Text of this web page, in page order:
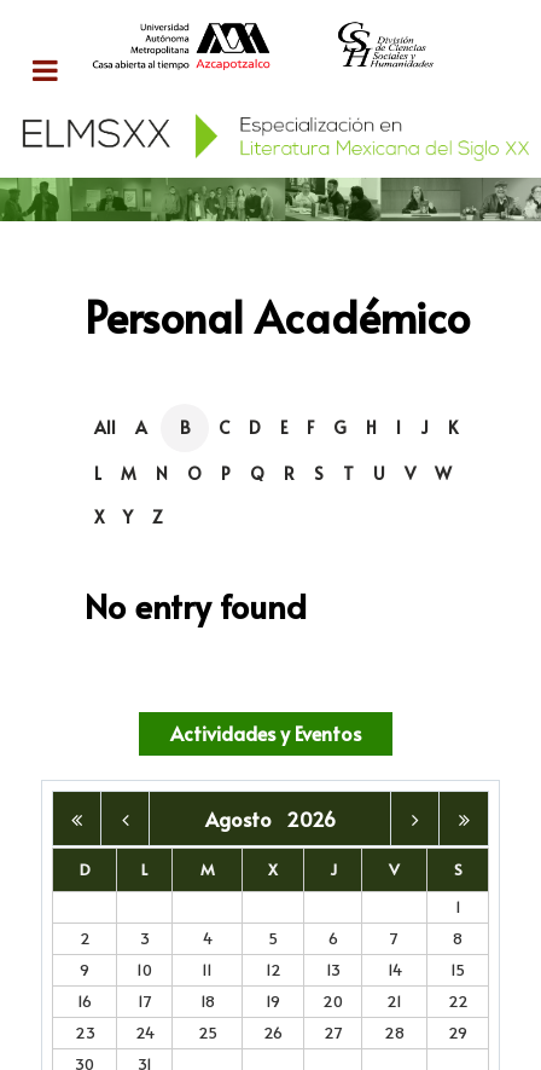
Personal Académico
All A B C D E F G H I J
K
L
M N O P Q R S T U V
W
X
Y Z
No entry found
Actividades y Eventos
Agosto 2026
D L M X J V
S
1
2
3 4 5 6 7
8
9
10 11 12 13 14
15
16
17 18 19 20 21
22
23
24 25 26 27 28
29
30
31